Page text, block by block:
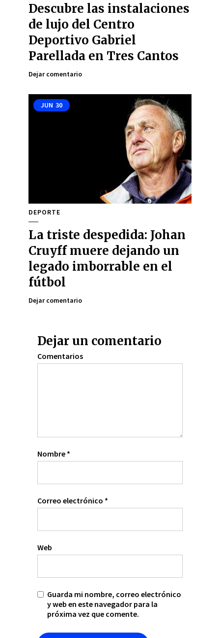
Descubre las instalaciones
de lujo del Centro
Deportivo Gabriel
Parellada en Tres Cantos
Dejar comentario
JUN 30
DEPORTE
La triste despedida: Johan
Cruyff muere dejando un
legado imborrable en el
fútbol
Dejar comentario
Dejar un comentario
Comentarios
Nombre *
Correo electrónico *
Web
Guarda mi nombre, correo electrónico
y web en este navegador para la
próxima vez que comente.